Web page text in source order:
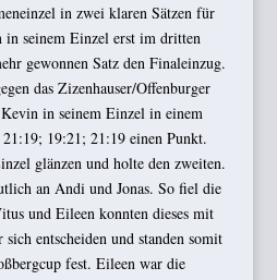
in zwei klaren Sätzen für
in seinem Einzel erst im dritten
gewonnen Satz den Finaleinzug.
das Zizenhauser/Offenburger
in seinem Einzel in einem
19:21; 21:19 einen Punkt.
glänzen und holte den zweiten.
an Andi und Jonas. So fiel die
und Eileen konnten dieses mit
entscheiden und standen somit
fest. Eileen war die